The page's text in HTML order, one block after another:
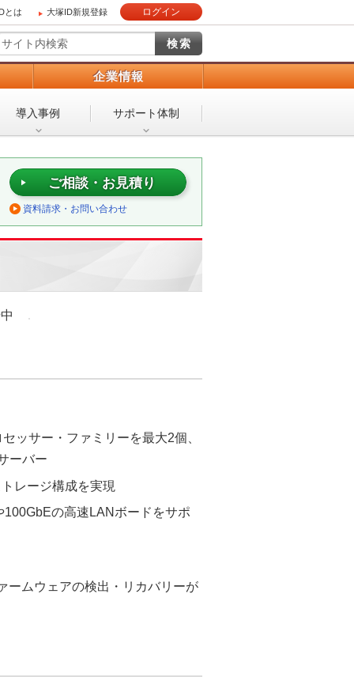
とは 大塚ID新規登録 ログイン
企業情報
導入事例 サポート体制
ご相談・お見積り
資料請求・お問い合わせ
ッサー・ファミリーを最大2個、
ーバー
レージ構成を実現
の高速LANボードをサポ
ームウェアの検出・リカバリーが